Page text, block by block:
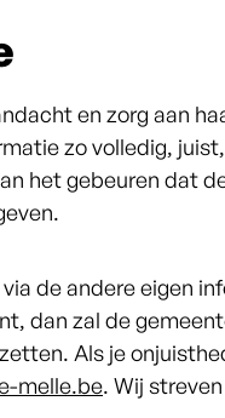
en zorg aan
zo volledig,
het gebeuren dat
de andere eigen
dan zal de
Als je
melle.be. Wij